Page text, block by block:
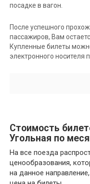
посадке в вагон.
После успешного
пассажиров, Вам
Купленные билеты
электронного носителя
Стоимость
Угольная по
На все поезда
ценообразования,
на данное